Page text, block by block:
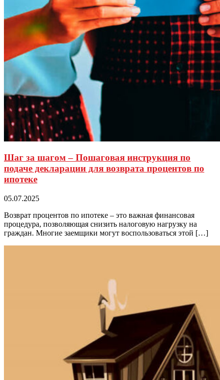
Шаг за шагом – Пошаговая инструкция по
подаче декларации для возврата процентов по
ипотеке
05.07.2025
Возврат процентов по ипотеке – это важная финансовая
процедура, позволяющая снизить налоговую нагрузку на
граждан. Многие заемщики могут воспользоваться этой […]